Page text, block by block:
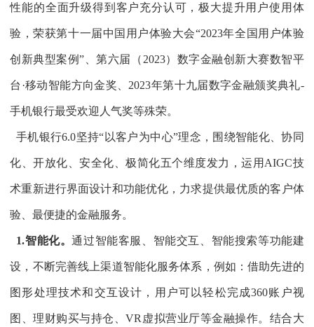
性能的全面升级得到客户充分认可，极大提升用户使用体
验，荣获第十一届中国用户体验大会“2023年全国用户体验
创新典型案例”、第六届（2023）数字金融创新大赛数智平
台·移动智能方向金奖、2023年第十九届数字金融颁奖典礼-
手机银行最受欢迎人气奖等殊荣。
手机银行6.0坚持“以客户为中心”理念，围绕智能化、协同
化、开放化、安全化、极简化五个维度发力，运用AIGC技
术重新进行界面设计和功能优化，力求提供最优质的客户体
验、最便捷的金融服务。
1.智能化。通过智能客服、智能交互、智能搜索等功能建
设，不断完善线上渠道智能化服务体系，例如：借助先进的
图形处理技术和交互设计，用户可以轻松完成360账户视
图、理财购买与持仓、VR虚拟营业厅等金融操作。结合大